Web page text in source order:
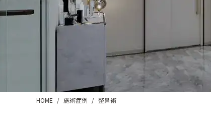
HOME 施術症例 整鼻術